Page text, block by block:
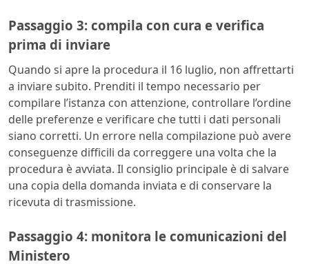
Passaggio 3: compila con cura e verifica
prima di inviare
Quando si apre la procedura il 16 luglio, non affrettarti
a inviare subito. Prenditi il tempo necessario per
compilare l’istanza con attenzione, controllare l’ordine
delle preferenze e verificare che tutti i dati personali
siano corretti. Un errore nella compilazione può avere
conseguenze difficili da correggere una volta che la
procedura è avviata. Il consiglio principale è di salvare
una copia della domanda inviata e di conservare la
ricevuta di trasmissione.
Passaggio 4: monitora le comunicazioni del
Ministero